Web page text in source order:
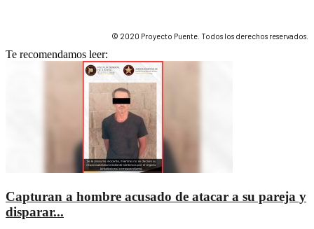
© 2020 Proyecto Puente. Todos los derechos reservados.
Te recomendamos leer:
Capturan a hombre acusado de atacar a su pareja y
disparar...